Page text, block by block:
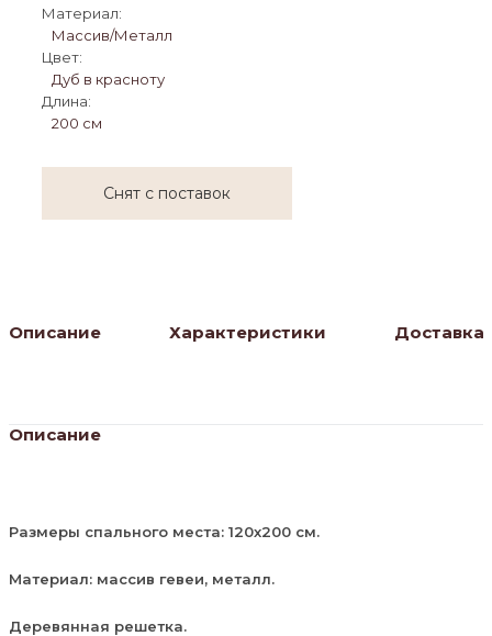
Материал:
Массив/Металл
Цвет:
Дуб в красноту
Длина:
200 см
Снят с поставок
Описание Характеристики Доставка
Описание
Размеры спального места: 120х200 см.
Материал: массив гевеи, металл.
Деревянная решетка.